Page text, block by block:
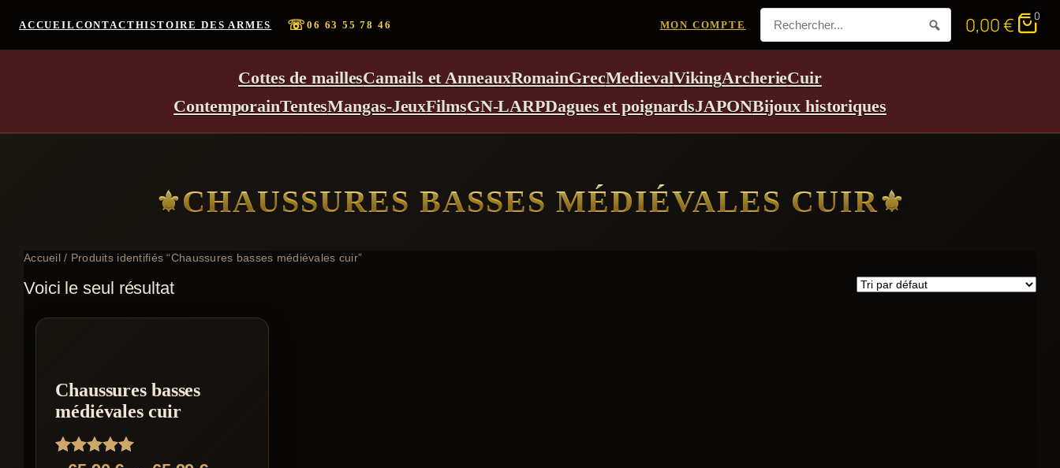
ACCUEIL CONTACTHISTOIRE DES ARMES ☏06 63 55 78 46 MON COMPTE 0,00€ 0
Cottes de maillesCamails et AnneauxRomainGrecMedievalVikingArcherieCuir
ContemporainTentesMangas-JeuxFilmsGN-LARPDagues et poignardsJAPONBijoux historiques
CHAUSSURES BASSES MÉDIÉVALES CUIR
Accueil/ Produits identifiés “Chaussures basses médiévales cuir”
Voici le seul résultat
Chaussures basses
médiévales cuir